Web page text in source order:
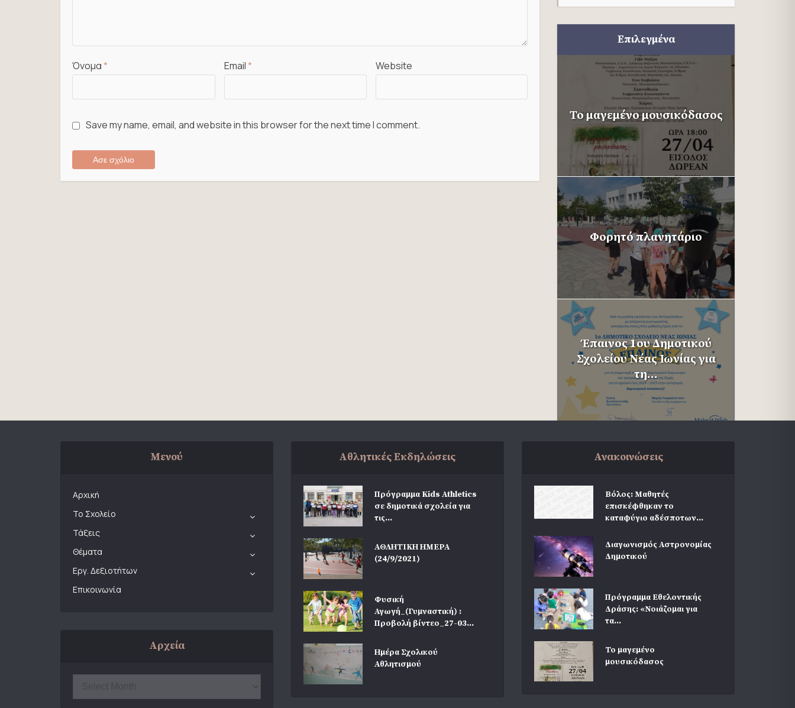
Όνομα* Email* Website
Save my name, email, and website in this browser for the next time I comment.
Επιλεγμένα
Το μαγεμένο μουσικόδασος
Φορητό πλανητάριο
Έπαινος 1ου Δημοτικού
Σχολείου Νέας Ιωνίας για
τη...
Μενού
Αρχική
Το Σχολείο
Τάξεις
Θέματα
Εργ. Δεξιοτήτων
Επικοινωνία
Αρχεία
Αθλητικές Εκδηλώσεις
Πρόγραμμα Kids Athletics
σε δημοτικά σχολεία για
τις...
ΑΘΛΗΤΙΚΗ ΗΜΕΡΑ
(24/9/2021)
Φυσική
Αγωγή_(Γυμναστική) :
Προβολή βίντεο_27-03...
Ημέρα Σχολικού
Αθλητισμού
Ανακοινώσεις
Βόλος: Μαθητές
επισκέφθηκαν το
καταφύγιο αδέσποτων...
Διαγωνισμός Αστρονομίας
Δημοτικού
Πρόγραμμα Εθελοντικής
Δράσης: «Νοιάζομαι για
τα...
Το μαγεμένο
μουσικόδασος